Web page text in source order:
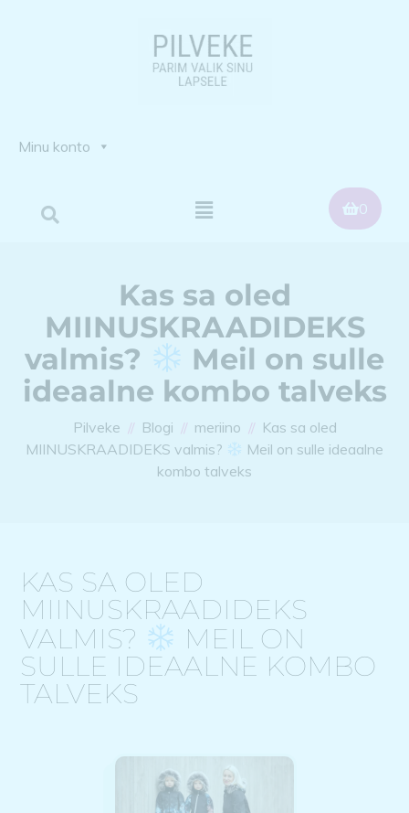
Minu konto
0
Kas sa oled
MIINUSKRAADIDEKS
valmis?
Meil on sulle
ideaalne kombo talveks
Pilveke Blogi meriino
Kas sa oled
MIINUSKRAADIDEKS valmis?
Meil on sulle ideaalne
kombo talveks
KAS SA OLED
MIINUSKRAADIDEKS
VALMIS?
MEIL ON
SULLE IDEAALNE KOMBO
TALVEKS